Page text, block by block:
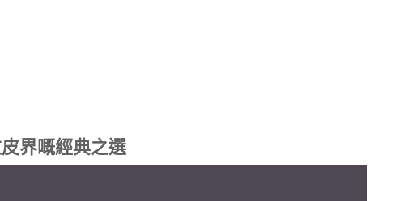
界嘅經典之選